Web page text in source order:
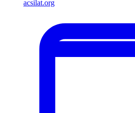
acsilat.org